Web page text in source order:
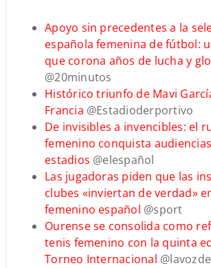
Apoyo sin precedentes a la
española femenina de fútbol:
que corona años de lucha y
@20minutos
Histórico triunfo de Mavi
Francia @Estadioderportivo
De invisibles a invencibles: el
femenino conquista
estadios @elespañol
Las jugadoras piden que las
clubes «inviertan de verdad»
femenino español @sport
Ourense se consolida como
tenis femenino con la quinta
Torneo Internacional